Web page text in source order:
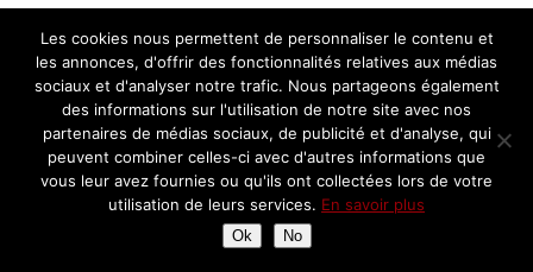
Poularde de Mr Duplantier, avec un joli travail sur le cresson, jus
de volaille qui vient perler la sauce poulette au vin jaune, et truffe
blanche pour sublimer l’ensemble. une interprétation très raffinée
d’un grand classique de la cuisine française.
Une cuisson millimétrée pour une viande fondante mais qui reste
goûteuse et juteuse, une symphonie de goût français classique
modernisé. L’expérience est très gourmande (la poularde et la
sauce), équilibrée par la fraîcheur et l’amertume du cresson et le
croquant terrien des crosnes. La sauce poulette oxidative apporte
Les cookies nous permettent de personnaliser le contenu et
les annonces, d'offrir des fonctionnalités relatives aux médias
sociaux et d'analyser notre trafic. Nous partageons également
des informations sur l'utilisation de notre site avec nos
partenaires de médias sociaux, de publicité et d'analyse, qui
peuvent combiner celles-ci avec d'autres informations que
vous leur avez fournies ou qu'ils ont collectées lors de votre
utilisation de leurs services. En savoir plus
Ok No